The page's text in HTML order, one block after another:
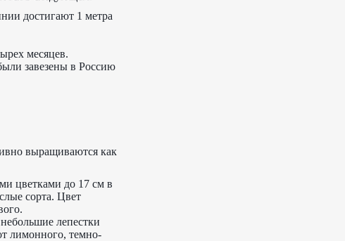
достигают 1 метра
месяцев.
завезены в Россию
выращиваются как
цветками до 17 см в
сорта. Цвет
лепестки
лимонного, темно-